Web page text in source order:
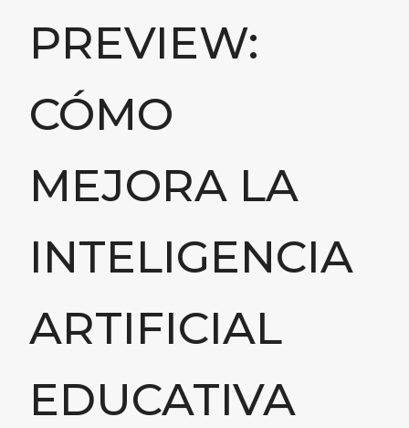
PREVIEW:
CÓMO
MEJORA LA
INTELIGENCIA
ARTIFICIAL
EDUCATIVA